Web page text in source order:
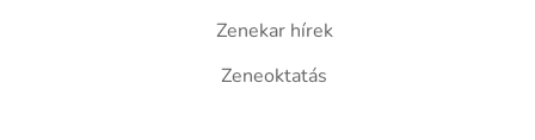
Zenekar hírek
Zeneoktatás